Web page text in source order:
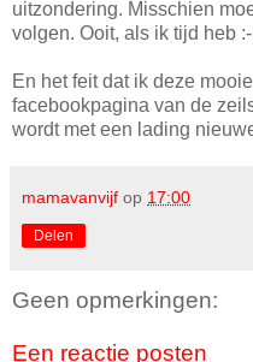
uitzondering. Misschien
volgen. Ooit, als ik tijd heb
En het feit dat ik deze
facebookpagina van de
wordt met een lading
mamavanvijf op 17:00
Delen
Geen opmerkingen:
Een reactie posten